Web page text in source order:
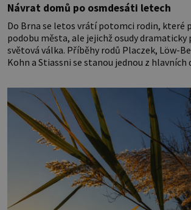
Návrat domů po osmdesáti letech
Do Brna se letos vrátí potomci rodin, které
podobu města, ale jejichž osudy dramaticky
světová válka. Příběhy rodů Placzek, Löw-
Kohn a Stiassni se stanou jednou z
návraty nejsou jednoduché. Místa, která si
rodinných vyprávění, už dávno